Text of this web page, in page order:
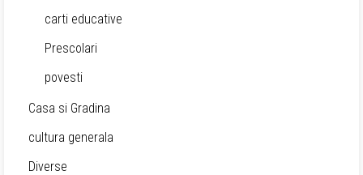
carti educative
Prescolari
povesti
Casa si Gradina
cultura generala
Diverse